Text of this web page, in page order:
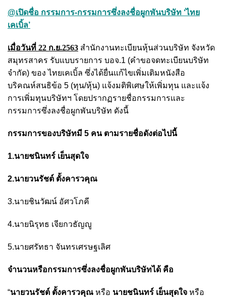
@เปิดชื่อ กรรมการ-กรรมการซึ่งลงชื่อผูกพันบริษัท ‘ไทย
เคเบิ้ล’
เมื่อวันที่ 22 ก.ย.2563 สำนักงานทะเบียนหุ้นส่วนบริษัท จังหวัด
สมุทรสาคร รับแบบรายการ บอจ.1 (คําขอจดทะเบียนบริษัท
จำกัด) ของ ไทยเคเบิ้ล ซึ่งได้ยื่นแก้ไขเพิ่มเติมหนังสือ
บริคณห์สนธิข้อ 5 (ทุน/หุ้น) แจ้งมติพิเศษให้เพิ่มทุน และแจ้ง
การเพิ่มทุนบริษัทฯ โดยปรากฏรายชื่อกรรมการและ
กรรมการซึ่งลงชื่อผูกพันบริษัท ดังนี้
กรรมการของบริษัทมี 5 คน ตามรายชื่อดังต่อไปนี้
1.นายชนินทร์ เย็นสุดใจ
2.นายวนรัชต์ ตั้งคารวคุณ
3.นายชินวัฒน์ อัศวโภคี
4.นายนิรุทธ เจียกวธัญญู
5.นายศรัทธา จันทรเศรษฐเลิศ
จำนวนหรือกรรมการซึ่งลงชื่อผูกพันบริษัทได้ คือ
“นายวนรัชต์ ตั้งคารวคุณ หรือ นายชนินทร์ เย็นสุดใจ หรือ